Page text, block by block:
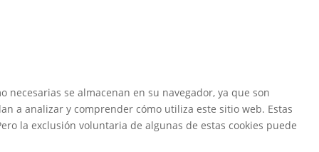
se almacenan en su navegador, ya que son
a analizar y comprender cómo utiliza este sitio web. Estas
la exclusión voluntaria de algunas de estas cookies puede